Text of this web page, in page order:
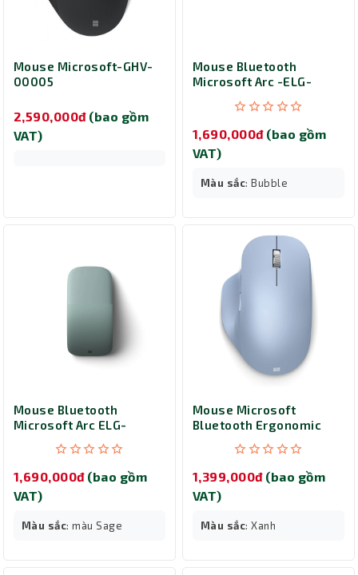
Mouse Microsoft-GHV-
00005
2,590,000đ (bao gồm
VAT)
Mouse Bluetooth
Microsoft Arc -ELG-
1,690,000đ (bao gồm
VAT)
Màu sắc: Bubble
Mouse Bluetooth
Microsoft Arc ELG-
1,690,000đ (bao gồm
VAT)
Màu sắc: màu Sage
Mouse Microsoft
Bluetooth Ergonomic
1,399,000đ (bao gồm
VAT)
Màu sắc: Xanh